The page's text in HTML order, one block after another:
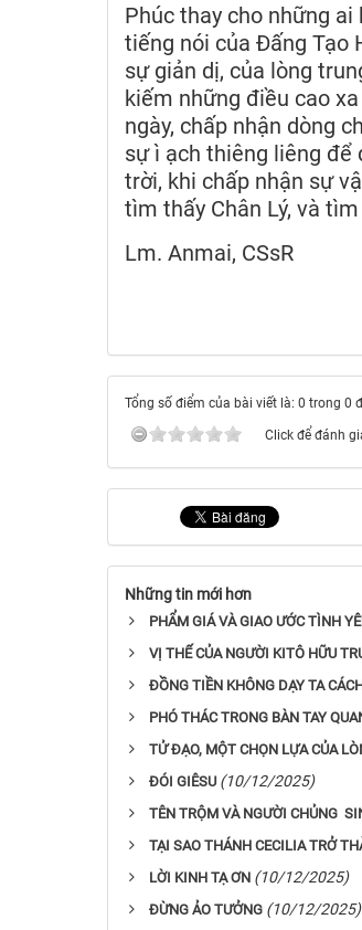
Phúc thay cho những
tiếng nói của Đấng Tạo
sự giản dị, của lòng
kiếm những điều cao
ngày, chấp nhận dòng
sự ì ạch thiêng liêng để
trời, khi chấp nhận sự
tìm thấy Chân Lý, và
Lm. Anmai, CSsR
Tổng số điểm của bài viết là: 0 trong 0
Click để đánh
Những tin mới hơn
PHẨM GIÁ VÀ GIAO ƯỚC TÌNH
VỊ THẾ CỦA NGƯỜI KITÔ HỮU
ĐỒNG TIỀN KHÔNG DẠY TA
PHÓ THÁC TRONG BÀN TAY
TỬ ĐẠO, MỘT CHỌN LỰA CỦA
ĐÓI GIÊSU (10/12/2025)
TÊN TRỘM VÀ NGƯỜI CHỦNG
TẠI SAO THÁNH CECILIA TRỞ
LỜI KINH TẠ ƠN (10/12/2025)
ĐỪNG ẢO TƯỞNG (10/12/2025)